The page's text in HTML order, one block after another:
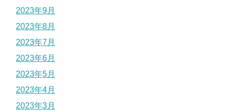
2023年9月
2023年8月
2023年7月
2023年6月
2023年5月
2023年4月
2023年3月